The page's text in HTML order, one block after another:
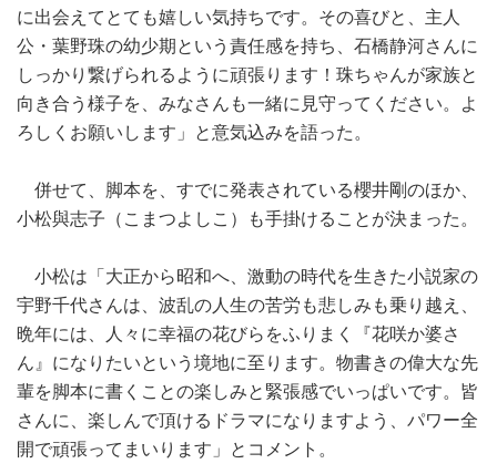
に出会えてとても嬉しい気持ちです。その喜びと、主人
公・葉野珠の幼少期という責任感を持ち、石橋静河さんに
しっかり繋げられるように頑張ります！珠ちゃんが家族と
向き合う様子を、みなさんも一緒に見守ってください。よ
ろしくお願いします」と意気込みを語った。
併せて、脚本を、すでに発表されている櫻井剛のほか、
小松與志子（こまつよしこ）も手掛けることが決まった。
小松は「大正から昭和へ、激動の時代を生きた小説家の
宇野千代さんは、波乱の人生の苦労も悲しみも乗り越え、
晩年には、人々に幸福の花びらをふりまく『花咲か婆さ
ん』になりたいという境地に至ります。物書きの偉大な先
輩を脚本に書くことの楽しみと緊張感でいっぱいです。皆
さんに、楽しんで頂けるドラマになりますよう、パワー全
開で頑張ってまいります」とコメント。